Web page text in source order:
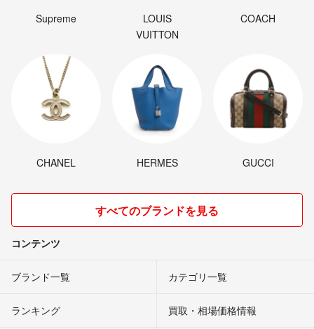
Supreme
LOUIS
VUITTON
COACH
CHANEL HERMES GUCCI
すべてのブランドを見る
コンテンツ
ブランド一覧 カテゴリ一覧
ランキング 買取・相場価格情報